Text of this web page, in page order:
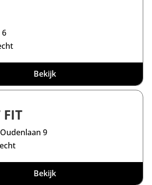
Bekijk
FIT
9
Bekijk